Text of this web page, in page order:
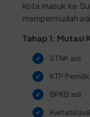
kota masuk ke
mempermudah
Tahap 1: Mutasi
STNK asli
KTP
BPKB asli
Kwitansi